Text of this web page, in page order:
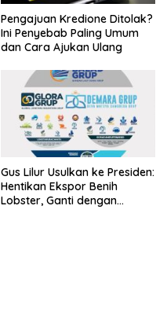
Pengajuan Kredione Ditolak?
Ini Penyebab Paling Umum
dan Cara Ajukan Ulang
Gus Lilur Usulkan ke Presiden:
Hentikan Ekspor Benih
Lobster, Ganti dengan